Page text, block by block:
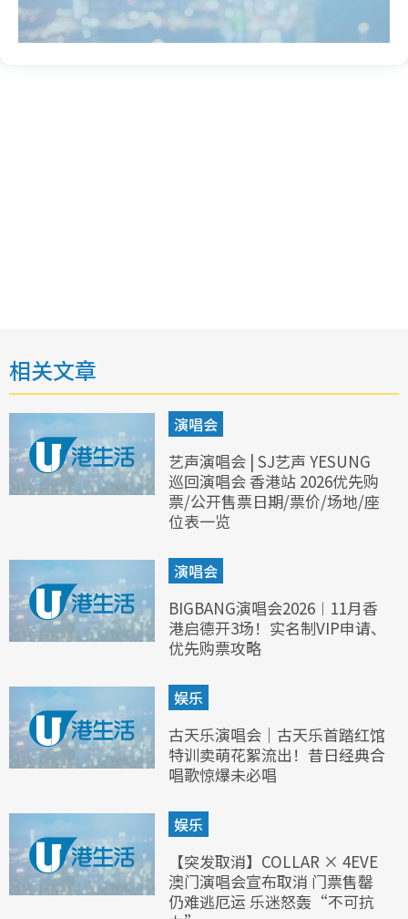
相关文章
演唱会
艺声演唱会 | SJ艺声 YESUNG
巡回演唱会 香港站 2026优先购
票/公开售票日期/票价/场地/座
位表一览
演唱会
BIGBANG演唱会2026︱11月香
港启德开3场！实名制VIP申请、
优先购票攻略
娱乐
古天乐演唱会｜古天乐首踏红馆
特训卖萌花絮流出！昔日经典合
唱歌惊爆未必唱
娱乐
【突发取消】COLLAR × 4EVE
澳门演唱会宣布取消 门票售罄
仍难逃厄运 乐迷怒轰“不可抗